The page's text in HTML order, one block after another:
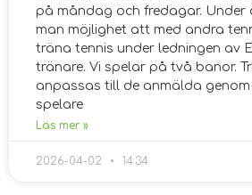
på måndag och fredagar. Under
man möjlighet att med andra
träna tennis under ledningen av
tränare. Vi spelar på två banor.
anpassas till de anmälda
spelare
Läs mer »
2026-04-02 14:34